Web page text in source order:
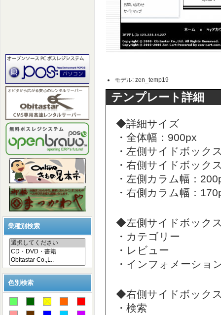
業種別検索
色別検索
モデル: zen_temp19
テンプレート詳細
◆詳細サイズ
・全体幅：900px
・左側サイドボック
・右側サイドボック
・左側カラム幅：
・右側カラム幅：
◆左側サイドボック
・カテゴリー
・レビュー
・インフォメーショ
◆右側サイドボック
・検索